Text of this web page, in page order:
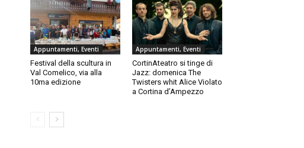
Appuntamenti, Eventi
Festival della scultura in
Val Comelico, via alla
10ma edizione
Appuntamenti, Eventi
CortinAteatro si tinge di
Jazz: domenica The
Twisters whit Alice Violato
a Cortina d’Ampezzo